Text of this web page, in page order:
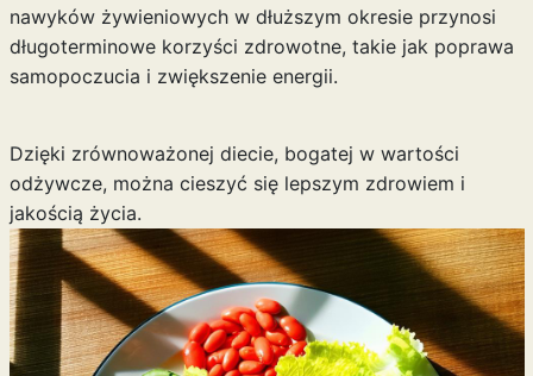
nawyków żywieniowych w dłuższym okresie przynosi
długoterminowe korzyści zdrowotne, takie jak poprawa
samopoczucia i zwiększenie energii.
Dzięki zrównoważonej diecie, bogatej w wartości
odżywcze, można cieszyć się lepszym zdrowiem i
jakością życia.